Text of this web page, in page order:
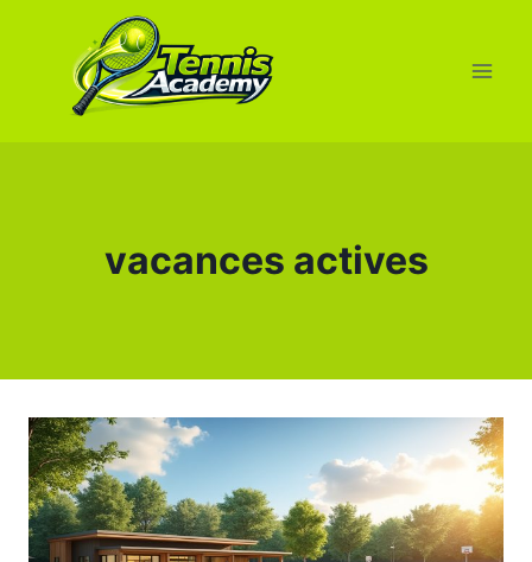
contenu
vacances actives